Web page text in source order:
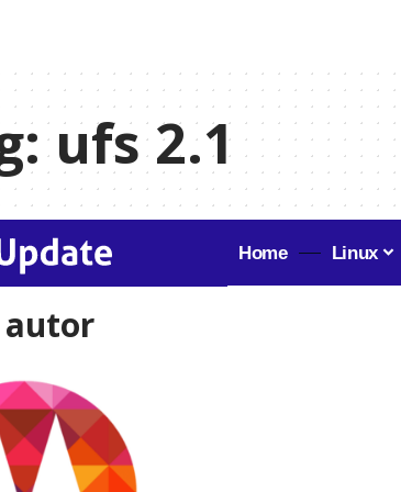
ufs 2.1
Home Linux
autor